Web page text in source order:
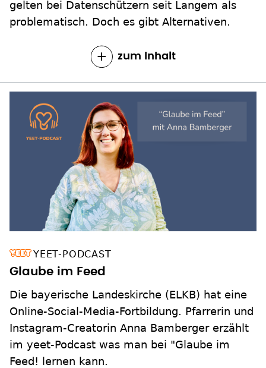
gelten bei Datenschützern seit Langem als
problematisch. Doch es gibt Alternativen.
zum Inhalt
YEET-PODCAST
Glaube im Feed
Die bayerische Landeskirche (ELKB) hat eine
Online-Social-Media-Fortbildung. Pfarrerin und
Instagram-Creatorin Anna Bamberger erzählt
im yeet-Podcast was man bei "Glaube im
Feed! lernen kann.